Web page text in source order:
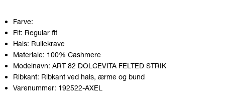
Farve:
Fit: Regular fit
Hals: Rullekrave
Materiale: 100% Cashmere
Modelnavn: ART 82 DOLCEVITA FELTED STRIK
Ribkant: Ribkant ved hals, ærme og bund
Varenummer: 192522-AXEL